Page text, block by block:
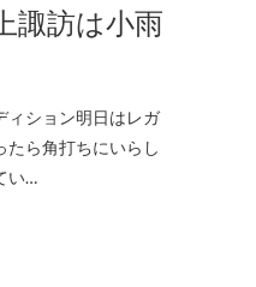
諏訪は小雨
ィション明日はレガ
ら角打ちにいらし
い…